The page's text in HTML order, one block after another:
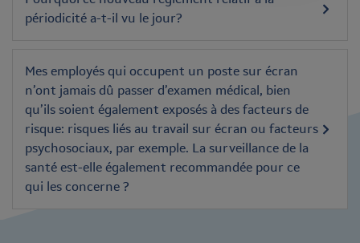
périodicité a-t-il vu le jour?
Mes employés qui occupent un poste sur écran
n’ont jamais dû passer d’examen médical, bien
qu’ils soient également exposés à des facteurs de
risque: risques liés au travail sur écran ou facteurs
psychosociaux, par exemple. La surveillance de la
santé est-elle également recommandée pour ce
qui les concerne ?